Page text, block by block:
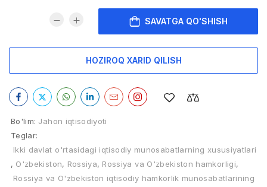
SAVATGA QO'SHISH
HOZIROQ XARID QILISH
Bo'lim: Jahon iqtisodiyoti
Teglar:
Ikki davlat o'rtasidagi iqtisodiy munosabatlarning xususiyatlari
, O'zbekiston, Rossiya, Rossiya va O'zbekiston hamkorligi,
Rossiya va O'zbekiston iqtisodiy hamkorlik munosabatlarining